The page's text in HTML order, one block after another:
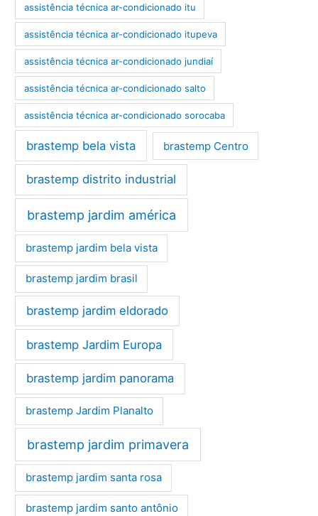
assistência técnica ar-condicionado itu
assistência técnica ar-condicionado itupeva
assistência técnica ar-condicionado jundiaí
assistência técnica ar-condicionado salto
assistência técnica ar-condicionado sorocaba
brastemp bela vista brastemp Centro
brastemp distrito industrial
brastemp jardim américa
brastemp jardim bela vista
brastemp jardim brasil
brastemp jardim eldorado
brastemp Jardim Europa
brastemp jardim panorama
brastemp Jardim Planalto
brastemp jardim primavera
brastemp jardim santa rosa
brastemp jardim santo antônio